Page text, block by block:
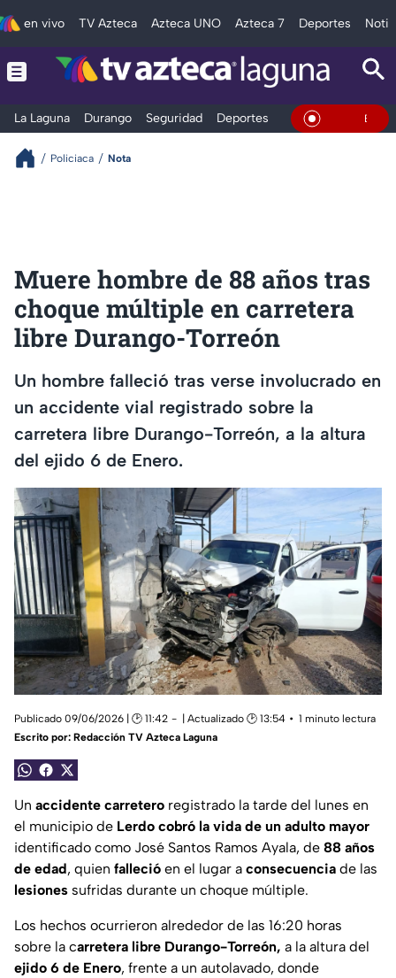
en vivo TV Azteca Azteca UNO Azteca 7 Deportes
La Laguna Durango Seguridad Deportes EntretenimientoEn Vivo
Policiaca Nota
Muere hombre de 88 años tras
choque múltiple en carretera
libre Durango-Torreón
Un hombre falleció tras verse involucrado en
un accidente vial registrado sobre la
carretera libre Durango-Torreón, a la altura
del ejido 6 de Enero.
Publicado 09/06/2026 | 🕑 11:42 | Actualizado 🕑 13:54
1 minuto lectura
Escrito por: Redacción TV Azteca Laguna
Un accidente carretero registrado la tarde del lunes en
el municipio de Lerdo cobró la vida de un adulto mayor
identificado como José Santos Ramos Ayala, de 88 años
de edad, quien falleció en el lugar a consecuencia de las
lesiones sufridas durante un choque múltiple.
Los hechos ocurrieron alrededor de las 16:20 horas
sobre la carretera libre Durango-Torreón, a la altura del
ejido 6 de Enero, frente a un autolavado, donde